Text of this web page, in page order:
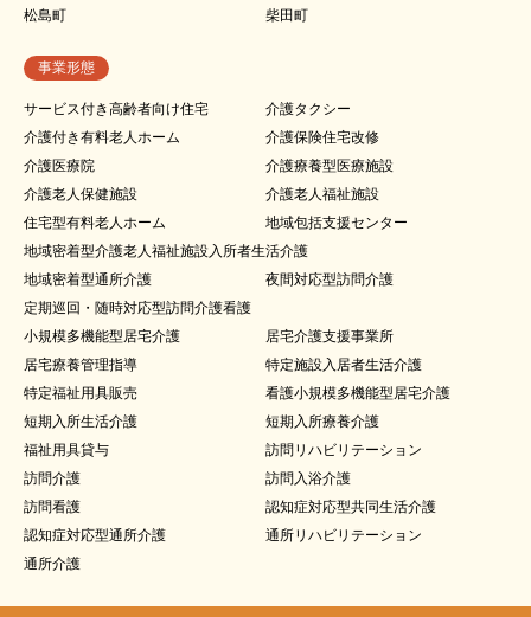
松島町
柴田町
事業形態
サービス付き高齢者向け住宅
介護タクシー
介護付き有料老人ホーム
介護保険住宅改修
介護医療院
介護療養型医療施設
介護老人保健施設
介護老人福祉施設
住宅型有料老人ホーム
地域包括支援センター
地域密着型介護老人福祉施設入所者生活介護
地域密着型通所介護
夜間対応型訪問介護
定期巡回・随時対応型訪問介護看護
小規模多機能型居宅介護
居宅介護支援事業所
居宅療養管理指導
特定施設入居者生活介護
特定福祉用具販売
看護小規模多機能型居宅介護
短期入所生活介護
短期入所療養介護
福祉用具貸与
訪問リハビリテーション
訪問介護
訪問入浴介護
訪問看護
認知症対応型共同生活介護
認知症対応型通所介護
通所リハビリテーション
通所介護